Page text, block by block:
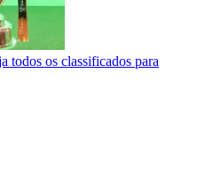
todos os classificados para